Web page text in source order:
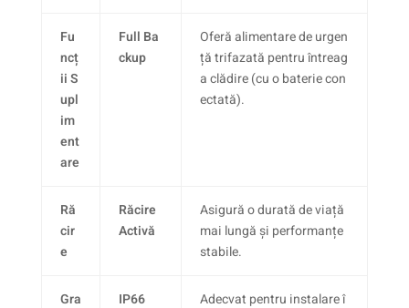
Fu
ncț
ii S
upl
im
ent
are
Full Ba
ckup
Oferă alimentare de urgen
ță trifazată pentru întreag
a clădire (cu o baterie con
ectată).
Ră
cir
e
Răcire
Activă
Asigură o durată de viață
mai lungă și performanțe
stabile.
Gra
IP66
Adecvat pentru instalare î